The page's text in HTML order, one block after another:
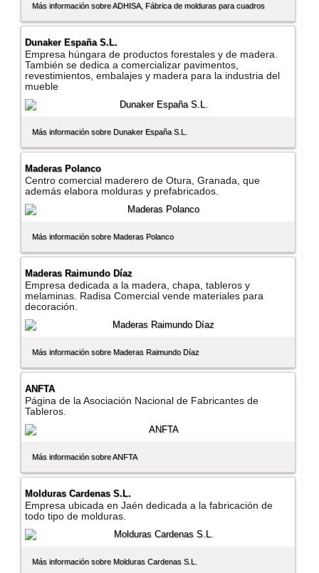
Más información sobre ADHISA, Fábrica de molduras para cuadros
Dunaker España S.L.
Empresa húngara de productos forestales y de madera.
También se dedica a comercializar pavimentos,
revestimientos, embalajes y madera para la industria del
mueble
Más información sobre Dunaker España S.L.
Maderas Polanco
Centro comercial maderero de Otura, Granada, que
además elabora molduras y prefabricados.
Más información sobre Maderas Polanco
Maderas Raimundo Dí­az
Empresa dedicada a la madera, chapa, tableros y
melaminas. Radisa Comercial vende materiales para
decoración.
Más información sobre Maderas Raimundo Dí­az
ANFTA
Página de la Asociación Nacional de Fabricantes de
Tableros.
Más información sobre ANFTA
Molduras Cardenas S.L.
Empresa ubicada en Jaén dedicada a la fabricación de
todo tipo de molduras.
Más información sobre Molduras Cardenas S.L.